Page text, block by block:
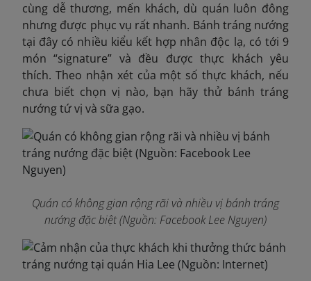
cùng dễ thương, mến khách, dù quán luôn đông
nhưng được phục vụ rất nhanh. Bánh tráng nướng
tại đây có nhiều kiểu kết hợp nhân độc lạ, có tới 9
món “signature” và đều được thực khách yêu
thích. Theo nhận xét của một số thực khách, nếu
chưa biết chọn vị nào, bạn hãy thử bánh tráng
nướng tứ vị và sữa gạo.
Quán có không gian rộng rãi và nhiều vị bánh tráng
nướng đặc biệt (Nguồn: Facebook Lee Nguyen)